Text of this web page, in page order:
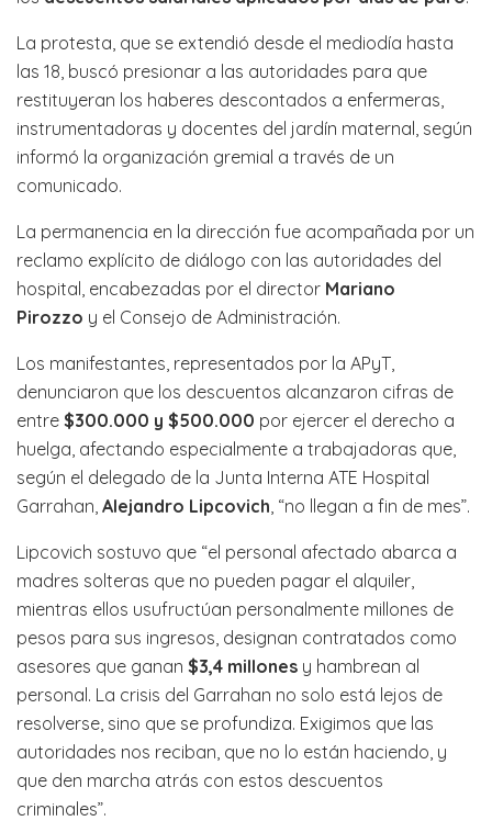
La protesta, que se extendió desde el mediodía hasta
las 18, buscó presionar a las autoridades para que
restituyeran los haberes descontados a enfermeras,
instrumentadoras y docentes del jardín maternal, según
informó la organización gremial a través de un
comunicado.
La permanencia en la dirección fue acompañada por un
reclamo explícito de diálogo con las autoridades del
hospital, encabezadas por el director Mariano
Pirozzo y el Consejo de Administración.
Los manifestantes, representados por la APyT,
denunciaron que los descuentos alcanzaron cifras de
entre $300.000 y $500.000 por ejercer el derecho a
huelga, afectando especialmente a trabajadoras que,
según el delegado de la Junta Interna ATE Hospital
Garrahan, Alejandro Lipcovich , “no llegan a fin de mes”.
Lipcovich sostuvo que “el personal afectado abarca a
madres solteras que no pueden pagar el alquiler,
mientras ellos usufructúan personalmente millones de
pesos para sus ingresos, designan contratados como
asesores que ganan $3,4 millones y hambrean al
personal. La crisis del Garrahan no solo está lejos de
resolverse, sino que se profundiza. Exigimos que las
autoridades nos reciban, que no lo están haciendo, y
que den marcha atrás con estos descuentos
criminales”.